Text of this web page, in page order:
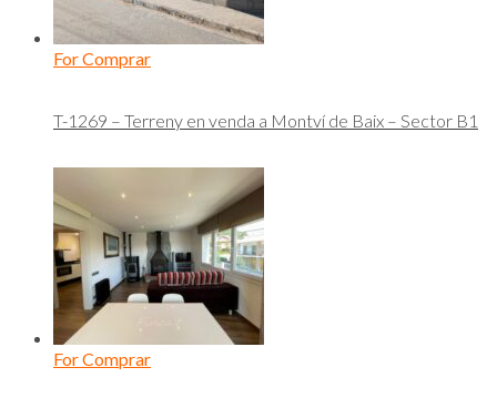
For Comprar
T-1269 – Terreny en venda a Montví de Baix – Sector B1
For Comprar